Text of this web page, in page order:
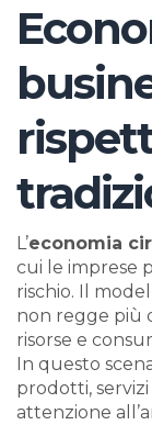
L’economia
cui le imprese
rischio. Il
non regge più
risorse e
In questo
prodotti,
attenzione